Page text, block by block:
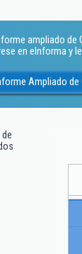
ampliado de
en eInforma y
Ampliado
de